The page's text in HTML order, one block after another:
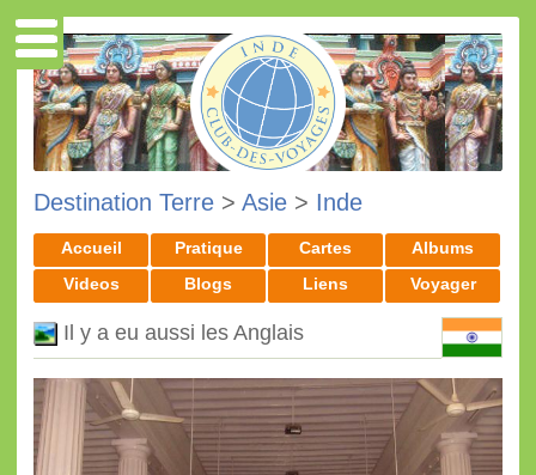
Destination Terre > Asie > Inde
Accueil Pratique Cartes
Albums
Videos
Blogs Liens Voyager
Il y a eu aussi les Anglais